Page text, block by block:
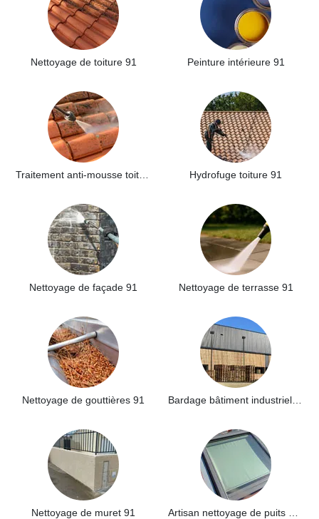
Nettoyage de toiture 91 Peinture intérieure 91
Hydrofuge toiture 91
Nettoyage de façade 91 Nettoyage de terrasse 91
Nettoyage de gouttières 91
Nettoyage de muret 91